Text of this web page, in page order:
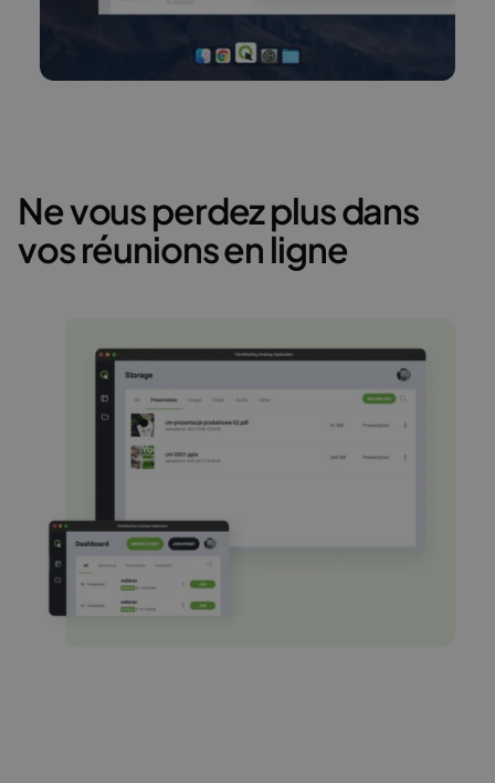
Ne vous perdez plus dans
vos réunions en ligne